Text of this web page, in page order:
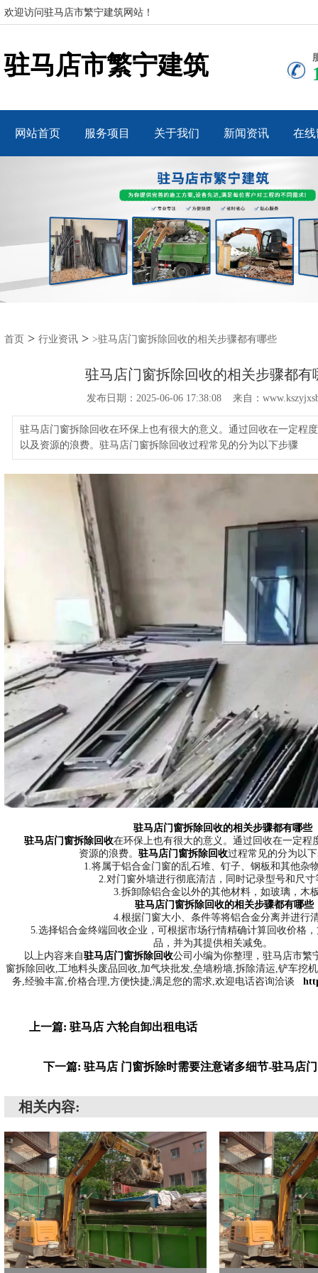
欢迎访问驻马店市繁宁建筑网站！
驻马店市繁宁建筑
网站首页 服务项目 关于我们 新闻资讯 在
首页 > 行业资讯 > >驻马店门窗拆除回收的相关步骤都有哪些
驻马店门窗拆除回收的相关步骤都有
发布日期：2025-06-06 17:38:08 来自：
驻马店门窗拆除回收在环保上也有很大的意义。通过回收在一定程
以及资源的浪费。驻马店门窗拆除回收过程常见的分为以下步骤
驻马店门窗拆除回收的相关步骤都有哪些
驻马店门窗拆除回收在环保上也有很大的意义。通过回收在一定程
资源的浪费。 驻马店门窗拆除回收过程常见的分为以
1.将属于铝合金门窗的乱石堆、钉子、钢板和其他杂
2.对门窗外墙进行彻底清洁，同时记录型号和尺寸
3.拆卸除铝合金以外的其他材料，如玻璃，木
驻马店门窗拆除回收的相关步骤都有哪些
4.根据门窗大小、条件等将铝合金分离并进行
5.选择铝合金终端回收企业，可根据市场行情精确计算回收价格，
品，并为其提供相关减免。
以上内容来自驻马店门窗拆除回收公司小编为你整理，驻马店市繁
窗拆除回收,工地料头废品回收,加气块批发,垒墙粉墙,拆除清运,铲车挖
务,经验丰富,价格合理,方便快捷,满足您的需求,欢迎电话咨询洽谈
上一篇: 驻马店 六轮自卸出租电话
下一篇: 驻马店 门窗拆除时需要注意诸多细节-驻马店
相关内容: